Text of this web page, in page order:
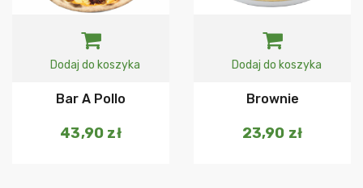
Dodaj do koszyka
Bar A Pollo
43,90 zł
Dodaj do koszyka
Brownie
23,90 zł